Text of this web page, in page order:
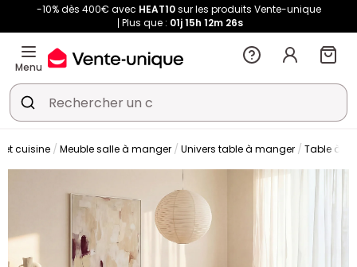
-10% dès 400€ avec HEAT10sur les produits Vente-unique
Plus que : 01j 15h 12m 24s
Menu
et cuisine Meuble salle à manger Univers table à manger Table à